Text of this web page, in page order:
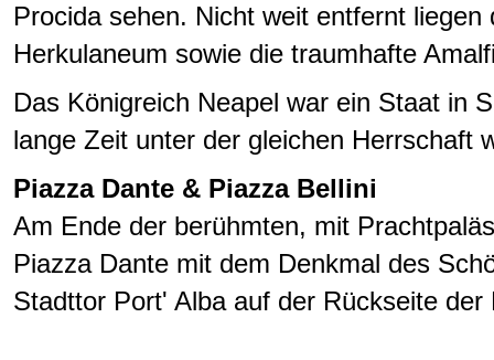
Procida sehen. Nicht weit entfernt
Herkulaneum sowie die traumhafte
Das Königreich Neapel war ein Staat in
lange Zeit unter der gleichen Herrschaft
Piazza Dante & Piazza Bellini
Am Ende der berühmten, mit
Piazza Dante mit dem Denkmal des
Stadttor Port' Alba auf der Rückseite